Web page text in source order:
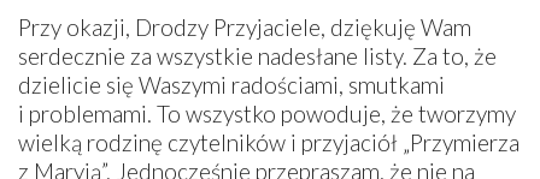
Przy okazji, Drodzy Przyjaciele, dziękuję Wam
serdecznie za wszystkie nadesłane listy. Za to, że
dzielicie się Waszymi radościami, smutkami
i problemami. To wszystko powoduje, że tworzymy
wielką rodzinę czytelników i przyjaciół „Przymierza
z Maryją”. Jednocześnie przepraszam, że nie na